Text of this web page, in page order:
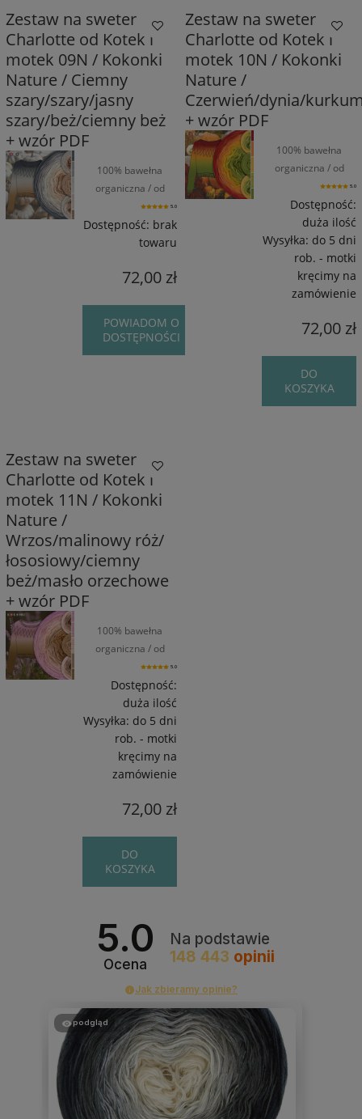
Zestaw na sweter
Charlotte od Kotek i
motek 09N / Kokonki
Nature / Ciemny
szary/szary/jasny
szary/beż/ciemny beż
+ wzór PDF
100% bawełna
organiczna / od
1550 m / od 270 g 5.0
Dostępność: brak
towaru
72,00 zł
POWIADOM O
DOSTĘPNOŚCI
Zestaw na sweter
Charlotte od Kotek i
motek 10N / Kokonki
Nature /
Czerwień/dynia/
+ wzór PDF
100% bawełna
organiczna / od
1550 m / od 270 g 5.0
Dostępność:
duża ilość
Wysyłka: do 5 dni
rob. - motki
kręcimy na
zamówienie
72,00 zł
DO
KOSZYKA
Zestaw na sweter
Charlotte od Kotek i
motek 11N / Kokonki
Nature /
Wrzos/malinowy róż/
łososiowy/ciemny
beż/masło orzechowe
+ wzór PDF
100% bawełna
organiczna / od
1550 m / od 270 g 5.0
Dostępność:
duża ilość
Wysyłka: do 5 dni
rob. - motki
kręcimy na
zamówienie
72,00 zł
DO
KOSZYKA
5.0
Ocena
Na podstawie
148 443 opinii
Jak zbieramy opinie?
podgląd